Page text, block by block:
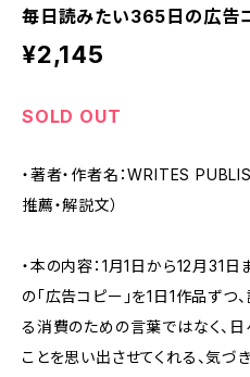
毎日読みたい365日の広告
¥2,145
SOLD OUT
・著者・作者名：WRITES
推薦・解説文）
・本の内容：1月1日から12月31
の「広告コピー」を1日1作品ず
る消費のための言葉ではなく、
ことを思い出させてくれる、気